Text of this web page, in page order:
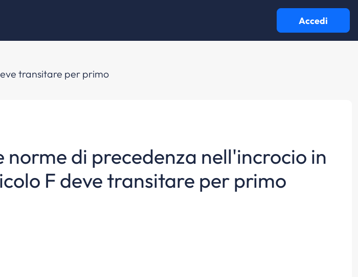
Accedi
transitare per primo
norme di precedenza nell'incrocio in
F deve transitare per primo